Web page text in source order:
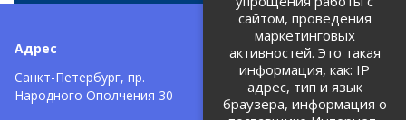
Адрес
Санкт-Петербург, пр.
Народного Ополчения 30
Телефоны:
+7 (812) 971-42-42
Политика об обработке и
защите персональных данных
сайтом, проведения
маркетинговых
активностей. Это такая
информация, как: IP
адрес, тип и язык
браузера, информация о